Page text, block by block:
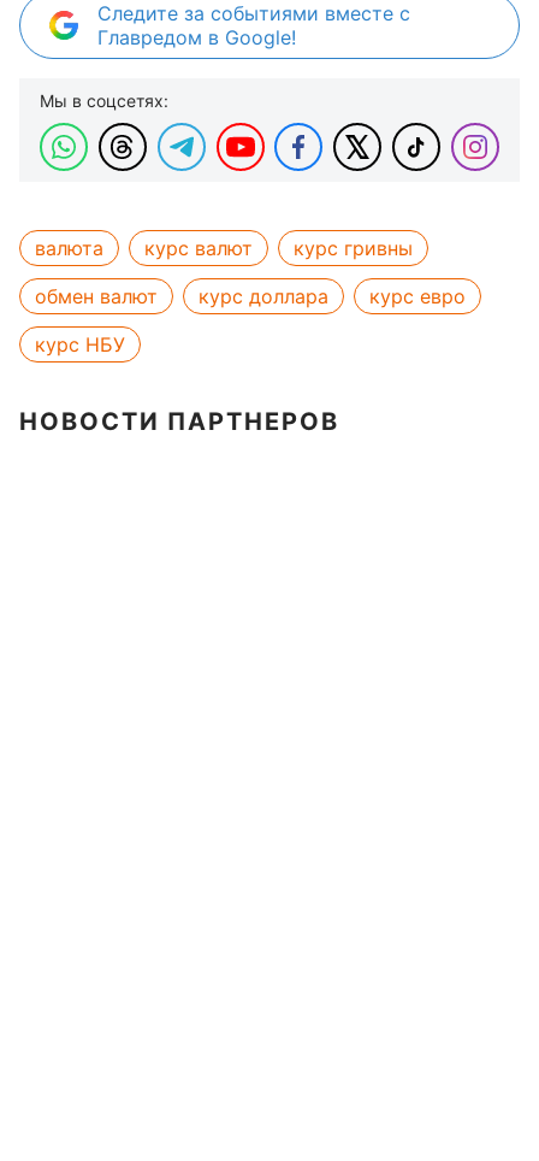
Следите за событиями вместе с
Главредом в Google!
Мы в соцсетях:
валюта курс валют
курс гривны
обмен валют
курс доллара
курс евро
курс НБУ
НОВОСТИ ПАРТНЕРОВ